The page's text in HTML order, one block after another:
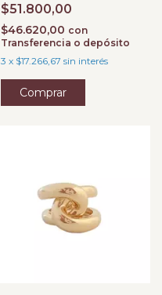
$51.800,00
$46.620,00 con
Transferencia o depósito
3 x $17.266,67 sin interés
Comprar